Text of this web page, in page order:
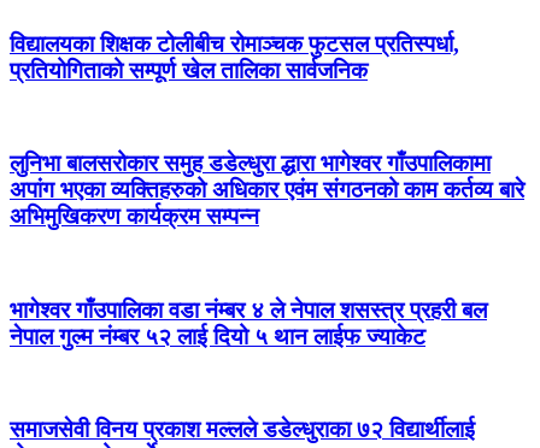
विद्यालयका शिक्षक टोलीबीच रोमाञ्चक फुटसल प्रतिस्पर्धा,
प्रतियोगिताको सम्पूर्ण खेल तालिका सार्वजनिक
लुनिभा बालसरोकार समुह डडेल्धुरा द्धारा भागेश्वर गाँउपालिकामा
अपांग भएका व्यक्तिहरुको अधिकार एवंम संगठनको काम कर्तव्य बारे
अभिमुखिकरण कार्यक्रम सम्पन्न
भागेश्वर गाँउपालिका वडा नंम्बर ४ ले नेपाल शसस्त्र प्रहरी बल
नेपाल गुल्म नंम्बर ५२ लाई दियो ५ थान लाईफ ज्याकेट
समाजसेवी विनय प्रकाश मल्लले डडेल्धुराका ७२ विद्यार्थीलाई